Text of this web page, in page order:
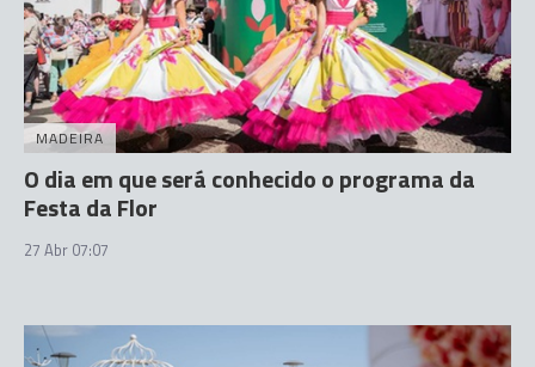
MADEIRA
O dia em que será conhecido o programa da
Festa da Flor
27 Abr 07:07